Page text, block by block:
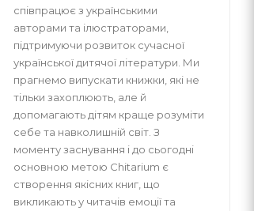
Кови
Кіра й
ВСЛ
співпрацює з українськими
авторами та ілюстраторами,
підтримуючи розвиток сучасної
української дитячої літератури. Ми
прагнемо випускати книжки, які не
тільки захоплюють, але й
допомагають дітям краще розуміти
себе та навколишній світ. З
моменту заснування і до сьогодні
основною метою Chitarium є
створення якісних книг, що
викликають у читачів емоції та